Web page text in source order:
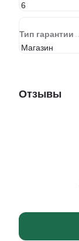
6
Тип гарантии
Магазин
Отзывы